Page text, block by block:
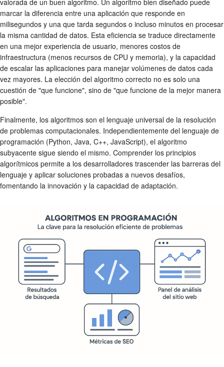
marcar la diferencia entre una aplicación que responde en
milisegundos y una que tarda segundos o incluso minutos en procesar
la misma cantidad de datos. Esta eficiencia se traduce directamente
en una mejor experiencia de usuario, menores costos de
infraestructura (menos recursos de CPU y memoria), y la capacidad
de escalar las aplicaciones para manejar volúmenes de datos cada
vez mayores. La elección del algoritmo correcto no es solo una
cuestión de "que funcione", sino de "que funcione de la mejor manera
posible".
Finalmente, los algoritmos son el lenguaje universal de la resolución
de problemas computacionales. Independientemente del lenguaje de
programación (Python, Java, C++, JavaScript), el algoritmo
subyacente sigue siendo el mismo. Comprender los principios
algorítmicos permite a los desarrolladores trascender las barreras del
lenguaje y aplicar soluciones probadas a nuevos desafíos,
fomentando la innovación y la capacidad de adaptación.